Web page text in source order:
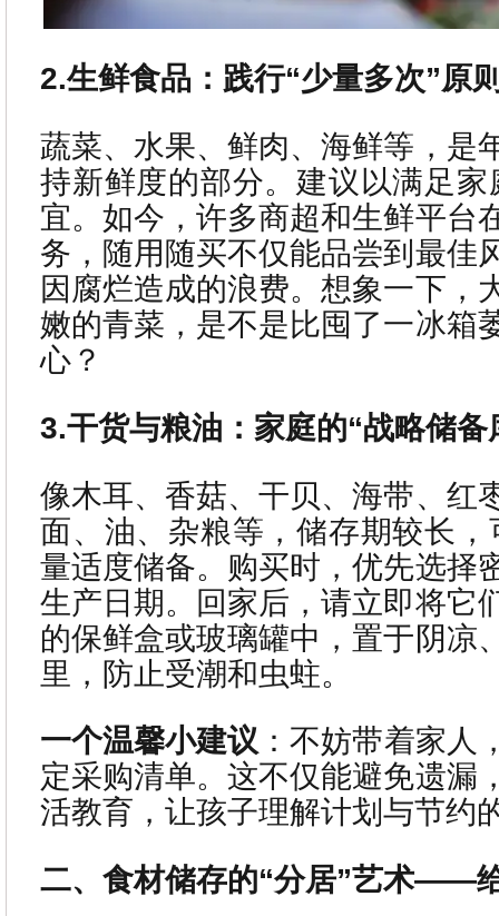
2.生鲜食品：践行“少量多次”原
蔬菜、水果、鲜肉、海鲜等，是
持新鲜度的部分。建议以满足家
宜。如今，许多商超和生鲜平台
务，随用随买不仅能品尝到最佳
因腐烂造成的浪费。想象一下，
嫩的青菜，是不是比囤了一冰箱
心？
3.干货与粮油：家庭的“战略储备
像木耳、香菇、干贝、海带、红
面、油、杂粮等，储存期较长，
量适度储备。购买时，优先选择
生产日期。回家后，请立即将它
的保鲜盒或玻璃罐中，置于阴凉
里，防止受潮和虫蛀。
一个温馨小建议 ：不妨带着家人
定采购清单。这不仅能避免遗漏
活教育，让孩子理解计划与节约
二、食材储存的“分居”艺术——